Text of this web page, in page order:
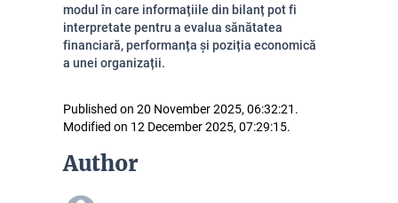
modul în care informațiile din bilanț pot fi
interpretate pentru a evalua sănătatea
financiară, performanța și poziția economică
a unei organizații.
Published on 20 November 2025, 06:32:21.
Modified on 12 December 2025, 07:29:15.
Author